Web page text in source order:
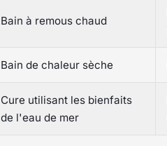
Bain à remous chaud
Bain de chaleur sèche
Cure utilisant les bienfaits
de l'eau de mer